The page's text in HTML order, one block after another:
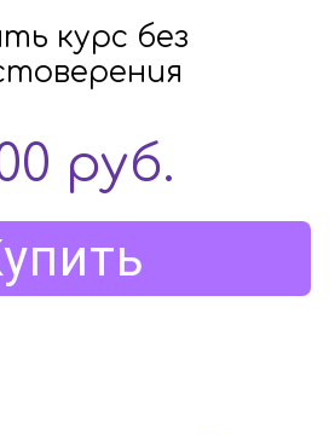
курс без
руб.